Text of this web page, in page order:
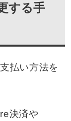
する手
払い方法を
決済や